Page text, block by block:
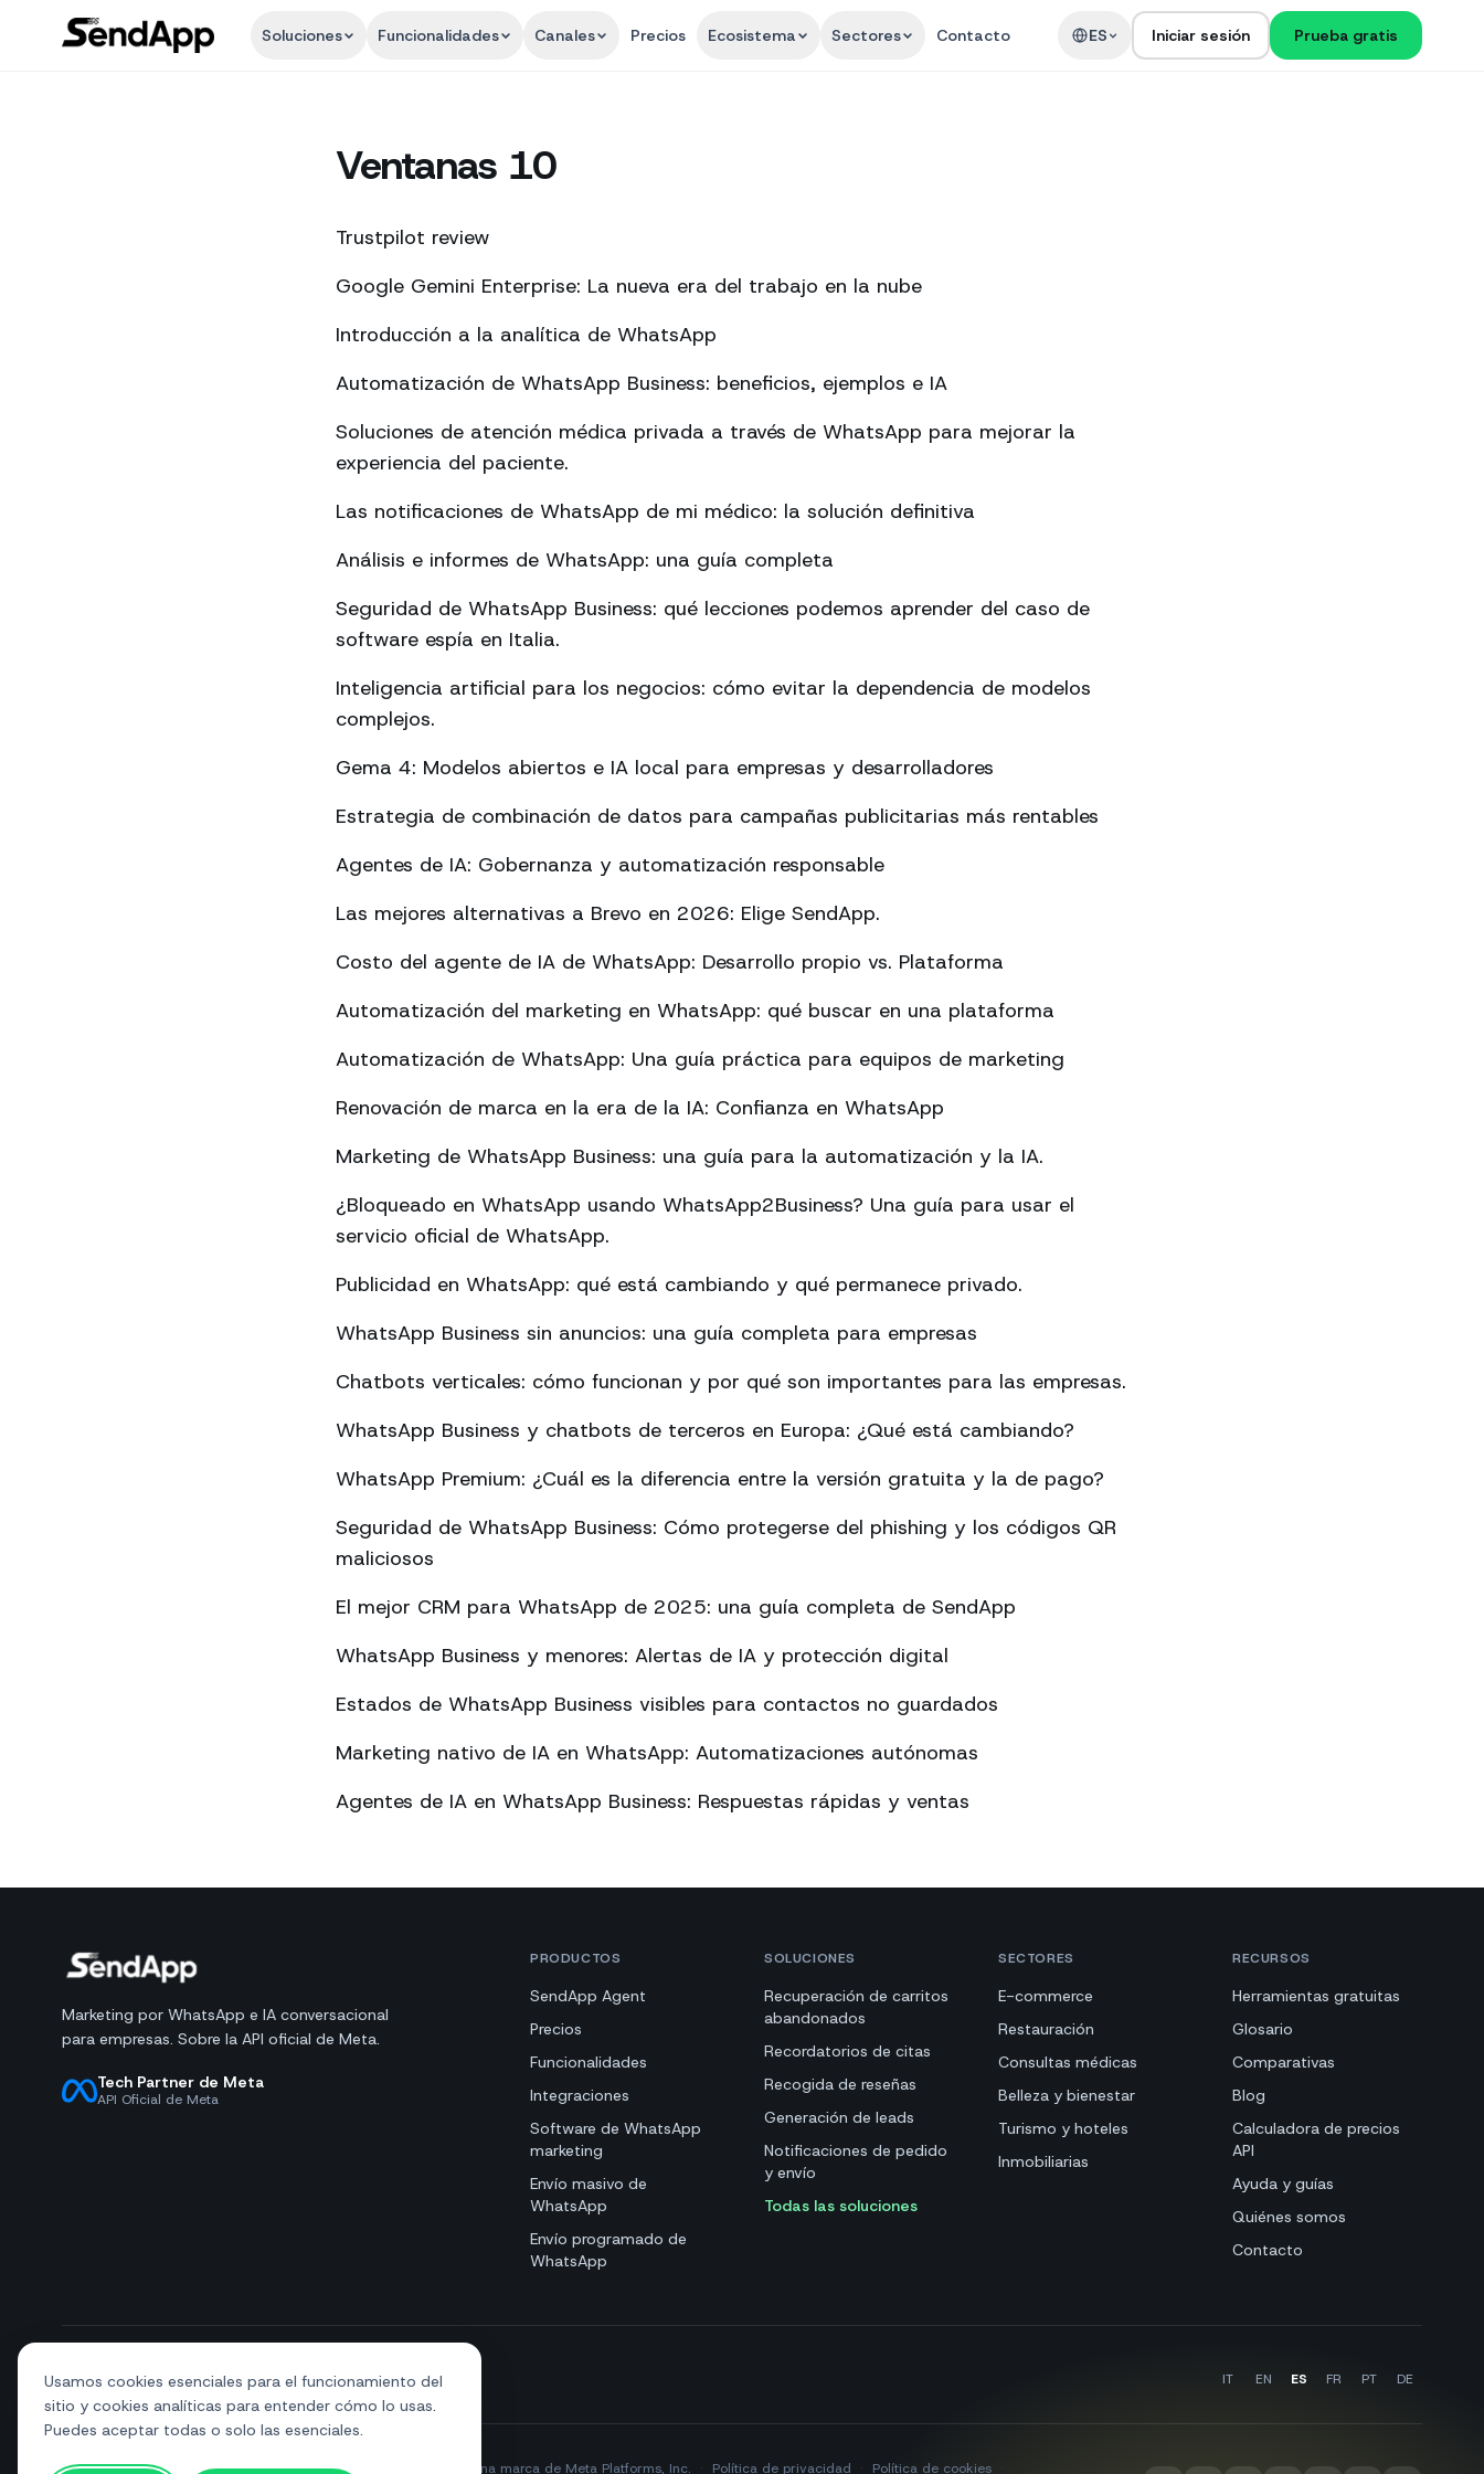
Usamos cookies esenciales para el funcionamiento del
sitio y cookies analíticas para entender cómo lo usas.
Puedes aceptar todas o solo las esenciales.
Soluciones Funcionalidades Canales Precios Ecosistema Sectores Contacto ES Iniciar sesión Prueba gratis
Ventanas 10
Trustpilot review
Google Gemini Enterprise: La nueva era del trabajo en la nube
Introducción a la analítica de WhatsApp
Automatización de WhatsApp Business: beneficios, ejemplos e IA
Soluciones de atención médica privada a través de WhatsApp para mejorar la
experiencia del paciente.
Las notificaciones de WhatsApp de mi médico: la solución definitiva
Análisis e informes de WhatsApp: una guía completa
Seguridad de WhatsApp Business: qué lecciones podemos aprender del caso de
software espía en Italia.
Inteligencia artificial para los negocios: cómo evitar la dependencia de modelos
complejos.
Gema 4: Modelos abiertos e IA local para empresas y desarrolladores
Estrategia de combinación de datos para campañas publicitarias más rentables
Agentes de IA: Gobernanza y automatización responsable
Las mejores alternativas a Brevo en 2026: Elige SendApp.
Costo del agente de IA de WhatsApp: Desarrollo propio vs. Plataforma
Automatización del marketing en WhatsApp: qué buscar en una plataforma
Automatización de WhatsApp: Una guía práctica para equipos de marketing
Renovación de marca en la era de la IA: Confianza en WhatsApp
Marketing de WhatsApp Business: una guía para la automatización y la IA.
¿Bloqueado en WhatsApp usando WhatsApp2Business? Una guía para usar el
servicio oficial de WhatsApp.
Publicidad en WhatsApp: qué está cambiando y qué permanece privado.
WhatsApp Business sin anuncios: una guía completa para empresas
Chatbots verticales: cómo funcionan y por qué son importantes para las empresas.
WhatsApp Business y chatbots de terceros en Europa: ¿Qué está cambiando?
WhatsApp Premium: ¿Cuál es la diferencia entre la versión gratuita y la de pago?
Seguridad de WhatsApp Business: Cómo protegerse del phishing y los códigos QR
maliciosos
El mejor CRM para WhatsApp de 2025: una guía completa de SendApp
WhatsApp Business y menores: Alertas de IA y protección digital
Estados de WhatsApp Business visibles para contactos no guardados
Marketing nativo de IA en WhatsApp: Automatizaciones autónomas
Agentes de IA en WhatsApp Business: Respuestas rápidas y ventas
Marketing por WhatsApp e IA conversacional
para empresas. Sobre la API oficial de Meta.
Tech Partner de Meta
API Oficial de Meta
PRODUCTOS
SendApp Agent
Precios
Funcionalidades
Integraciones
Software de WhatsApp
marketing
Envío masivo de
WhatsApp
Envío programado de
WhatsApp
SOLUCIONES
Recuperación de carritos
abandonados
Recordatorios de citas
Recogida de reseñas
Generación de leads
Notificaciones de pedido
y envío
Todas las soluciones
SECTORES
E-commerce
Restauración
Consultas médicas
Belleza y bienestar
Turismo y hoteles
Inmobiliarias
RECURSOS
Herramientas gratuitas
Glosario
Comparativas
Blog
Calculadora de precios
API
Ayuda y guías
Quiénes somos
Contacto
+39 081 544 7792info@sendapp.live IT EN ES FR PT DE
© 2026 SendApp. Todos los derechos reservados. WhatsApp es una marca de Meta Platforms, Inc. · Política de privacidad · Política de cookies ·